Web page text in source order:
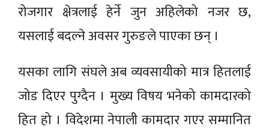
रोजगार क्षेत्रलाई हेर्ने जुन अहिलेको नजर छ,
यसलाई बदल्ने अवसर गुरुङले पाएका छन् ।
यसका लागि संघले अब व्यवसायीको मात्र हितलाई
जोड दिएर पुग्दैन । मुख्य विषय भनेको कामदारको
हित हो । विदेशमा नेपाली कामदार गएर सम्मानित